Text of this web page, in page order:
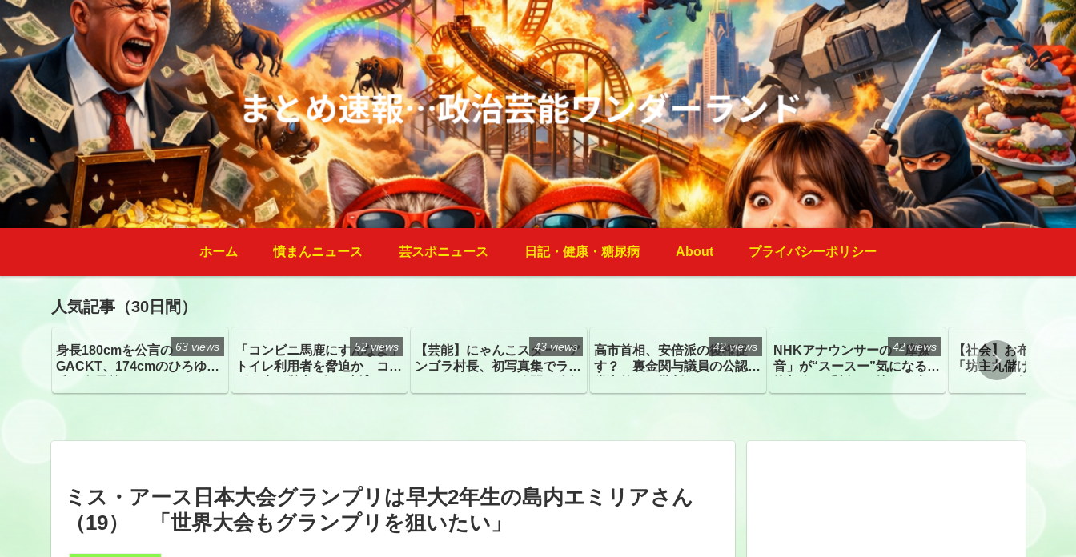
ホーム 憤まんニュース 芸スポニュース 日記・健康・糖尿病 About プライバシーポリシー
人気記事（30日間）
身長180cmを公言の
GACKT、174cmのひろゆき
トざわつき イベントでの写
63 views
「コンビニ馬鹿にすんなよ」
トイレ利用者を脅迫か コン
52 views
【芸能】にゃんこスター・ア
ンゴラ村長、初写真集でラン
はデジタル写真集が異例の大
43 views
高市首相、安倍派の復権促
す？ 裏金関与議員の公認、
42 views
NHKアナウンサーの「摩擦
音」が“スースー”気になる指
聴こえる。聴きづらい」
42 views
【社会】お布施、戒
「坊主丸儲け」は
ほとんどが年収３０
下「地方の寺の僧侶
ミス・アース日本大会グランプリは早大2年生の島内エミリアさん
（19） 「世界大会もグランプリを狙いたい」